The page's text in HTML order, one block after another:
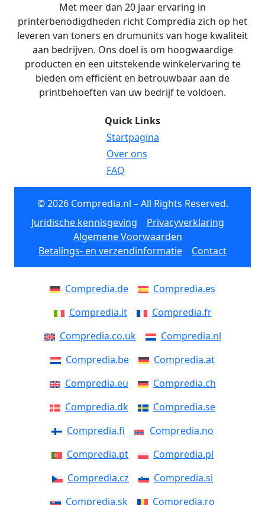
Met meer dan 20 jaar ervaring in
printerbenodigdheden richt Compredia zich op het
leveren van toners en drumunits van hoge kwaliteit
aan bedrijven. Ons doel is om hoogwaardige
producten en een uitstekende winkelervaring te
bieden om efficiënt en betrouwbaar aan de
printbehoeften van uw bedrijf te voldoen.
Quick Links
Startpagina
Over ons
FAQ
© 2026 Compredia.nl – All Rights Reserved.
Juridische kennisgeving
Privacyverklaring
Algemene Voorwaarden
Betalings- en verzendinformatie
Contact
Compredia.de
Compredia.es
Compredia.it
Compredia.fr
Compredia.co.uk
Compredia.nl
Compredia.be
Compredia.at
Compredia.eu
Compredia.ch
Compredia.dk
Compredia.se
Compredia.fi
Compredia.no
Compredia.pt
Compredia.pl
Compredia.cz
Compredia.si
Compredia.sk
Compredia.ro